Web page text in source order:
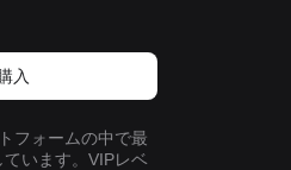
入
フォームの中で最
います。VIPレベ